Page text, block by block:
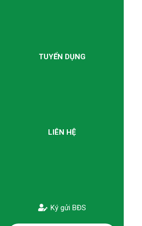
TUYỂN DỤNG
LIÊN HỆ
Ký gửi BĐS